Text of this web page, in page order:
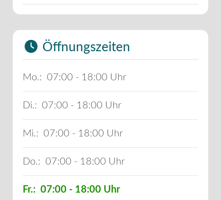
Öffnungszeiten
Mo.: 07:00 - 18:00
Di.: 07:00 - 18:00
Mi.: 07:00 - 18:00
Do.: 07:00 - 18:00
Fr.: 07:00 - 18:00